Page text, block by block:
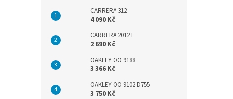
CARRERA 312
4 090 Kč
CARRERA 2012T
2 690 Kč
OAKLEY OO 9188
3 366 Kč
OAKLEY OO 9102 D755
3 750 Kč